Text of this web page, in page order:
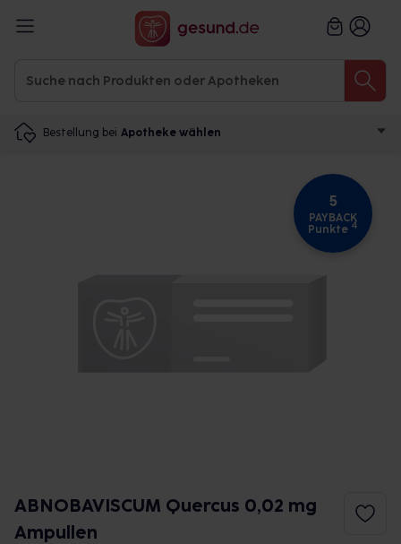
Bestellung bei Apotheke wählen
5
PAYBACK
Punkte 4
ABNOBAVISCUM Quercus 0,02 mg
Ampullen